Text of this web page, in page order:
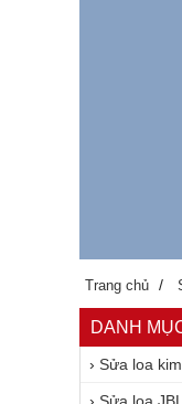
Trang chủ /
DANH
› Sửa loa